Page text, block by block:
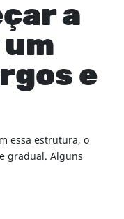
a
e
essa estrutura, o
gradual. Alguns